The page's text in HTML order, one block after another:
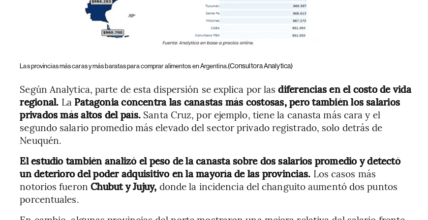
Las provincias más caras y más baratas para comprar alimentos en Argentina.(Consultora Analytica)
Según Analytica, parte de esta dispersión se explica por lasdiferencias en el costo de vida
regional. La Patagonia concentra las canastas más costosas, pero también los salarios
privados más altos del país. Santa Cruz, por ejemplo, tiene la canasta más cara y el
segundo salario promedio más elevado del sector privado registrado, solo detrás de
Neuquén.
El estudio también analizó el peso de la canasta sobre dos salarios promedio y detectó
un deterioro del poder adquisitivo en la mayoría de las provincias. Los casos más
notorios fueron Chubut y Jujuy, donde la incidencia del changuito aumentó dos puntos
porcentuales.